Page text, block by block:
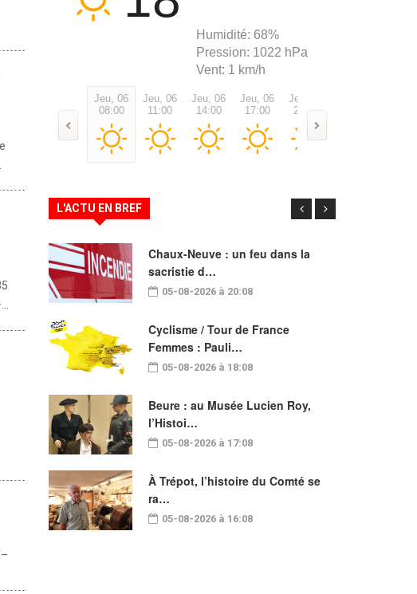
Humidité: 68%
Pression: 1022 hPa
Vent: 1 km/h
Jeu, 06
08:00
Jeu, 06
11:00
Jeu, 06
14:00
Jeu, 06
17:00
Jeu, 06
20:00
L'ACTU EN BREF
Chaux-Neuve : un feu dans la
sacristie d…
05-08-2026 à 20:08
Cyclisme / Tour de France
Femmes : Pauli…
05-08-2026 à 18:08
Beure : au Musée Lucien Roy,
l’Histoi…
05-08-2026 à 17:08
À Trépot, l’histoire du Comté se
ra…
05-08-2026 à 16:08